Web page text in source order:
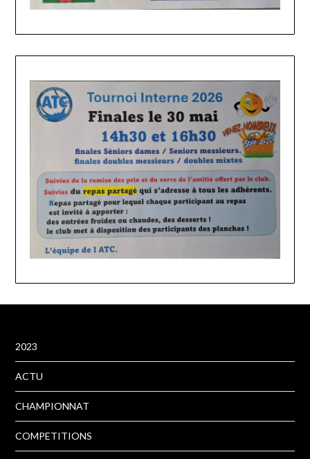
2023
ACTU
CHAMPIONNAT
COMPETITIONS